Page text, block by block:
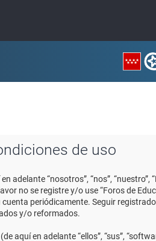
de uso
adelante “nosotros”, “nos”,
no se registre y/o use “Foros de
periódicamente. Seguir
y/o reformados.
aquí en adelante “ellos”, “sus”,